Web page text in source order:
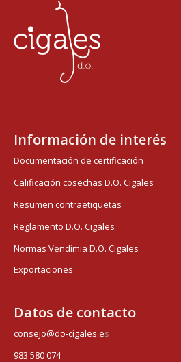
Información de interés
Documentación de certificación
Calificación cosechas D.O. Cigales
Resumen contraetiquetas
Reglamento D.O. Cigales
Normas Vendimia D.O. Cigales
Exportaciones
Datos de contacto
consejo@do-cigales.es
983 580 074